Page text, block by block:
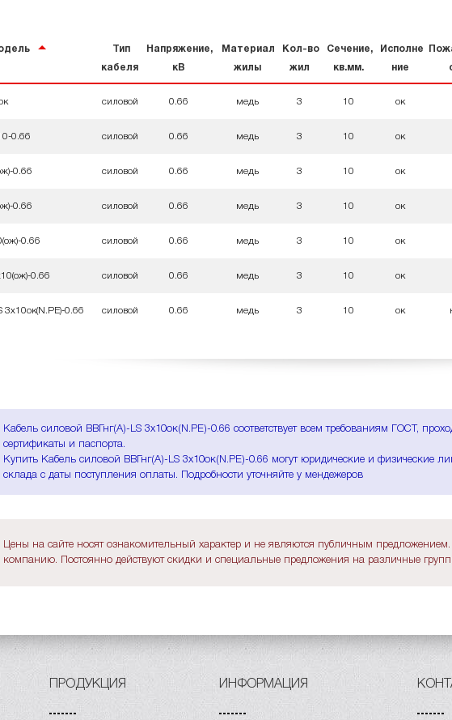
Тип
кабеля
Напряжение,
кВ
Материал
жилы
Кол-во
жил
Сечение,
кв.мм.
Исполне
ние
силовой 0.66 медь 3 10 ок
0.66 силовой 0.66 медь 3 10 ок
0.66 силовой 0.66 медь 3 10 ок
0.66 силовой 0.66 медь 3 10 ок
0.66 силовой 0.66 медь 3 10 ок
0.66 силовой 0.66 медь 3 10 ок
3х10ок(N.PE)-0.66 силовой 0.66 медь 3 10 ок
Кабель силовой ВВГнг(A)-LS 3х10ок(N.PE)-0.66 соответствует всем требованиям ГОСТ,
сертификаты и паспорта.
Купить Кабель силовой ВВГнг(A)-LS 3х10ок(N.PE)-0.66 могут юридические и физические
склада с даты поступления оплаты. Подробности уточняйте у мендежеров
Цены на сайте носят ознакомительный характер и не являются публичным
компанию. Постоянно действуют скидки и специальные предложения на различные
ПРОДУКЦИЯ ИНФОРМАЦИЯ